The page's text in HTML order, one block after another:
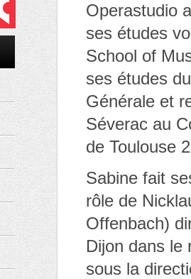
Operastudio
ses études
School of
ses études
Générale et
Séverac au
de Toulouse
Sabine fait
rôle de
Offenbach)
Dijon dans le
sous la